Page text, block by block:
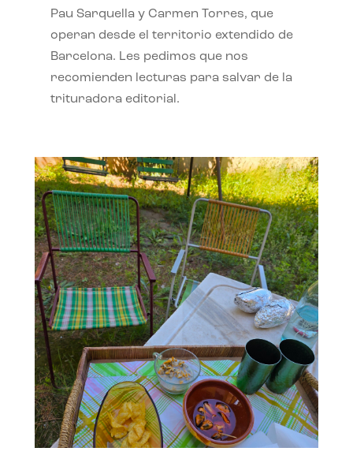
Pau Sarquella y Carmen Torres, que
operan desde el territorio extendido de
Barcelona. Les pedimos que nos
recomienden lecturas para salvar de la
trituradora editorial.